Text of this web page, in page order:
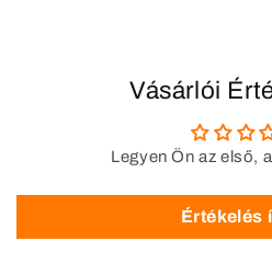
Vásárlói
Legyen Ön az első,
Értékelés